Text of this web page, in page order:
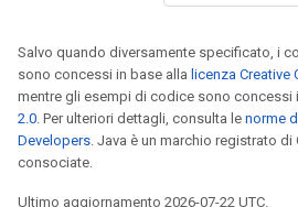
Salvo quando diversamente specificato, i
sono concessi in base alla licenza
mentre gli esempi di codice sono concessi
2.0. Per ulteriori dettagli, consulta le norme
Developers. Java è un marchio registrato
consociate.
Ultimo aggiornamento 2026-07-22 UTC.